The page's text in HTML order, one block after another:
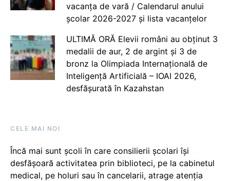
vacanța de vară / Calendarul anului
școlar 2026-2027 și lista vacanțelor
ULTIMĂ ORĂ Elevii români au obținut 3
medalii de aur, 2 de argint și 3 de
bronz la Olimpiada Internațională de
Inteligență Artificială – IOAI 2026,
desfășurată în Kazahstan
CELE MAI NOI
Încă mai sunt școli în care consilierii școlari își
desfășoară activitatea prin biblioteci, pe la cabinetul
medical, pe holuri sau în cancelarii, atrage atenția